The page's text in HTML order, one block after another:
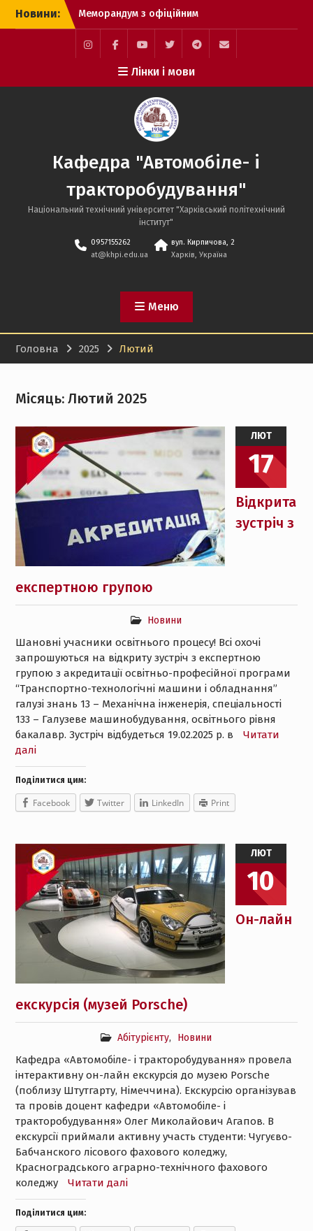
Перейти
Новини:
Меморандум з офіційним
дилерським центром
Toyota Motor
Corporation в Харкові
Захисти магістрів
науковго спрямування
Міжнародна науково-
практична конференція
MicroCAD–2026
InstagramFacebookYouTubeTwitter Telegram
Mail
Лінки і мови
Кафедра "Автомобіле- і
тракторобудування"
Національний технічний університет "Харківський політехнічний
інститут"
0957155262
at@khpi.edu.ua
вул. Кирпичова, 2
Харків, Україна
Меню
Головна 2025 Лютий
Місяць: Лютий 2025
ЛЮТ
17
Відкрита
зустріч з
експертною групою
Новини
Шановні учасники освітнього процесу! Всі охочі
запрошуються на відкриту зустріч з експертною
групою з акредитації освітньо-професійної програми
“Транспортно-технологічні машини і обладнання”
галузі знань 13 – Механічна інженерія, спеціальності
133 – Галузеве машинобудування, освітнього рівня
бакалавр. Зустріч відбудеться 19.02.2025 р. в
Читати
далі
Поділитися цим:
Facebook Twitter LinkedIn Print
ЛЮТ
10
Он-лайн
екскурсія (музей Porsche)
Абітурієнту, Новини
Кафедра «Автомобіле- і тракторобудування» провела
інтерактивну он-лайн екскурсія до музею Porsche
(поблизу Штутгарту, Німеччина). Екскурсію організував
та провів доцент кафедри «Автомобіле- і
тракторобудування» Олег Миколайович Агапов. В
екскурсії приймали активну участь студенти: Чугуєво-
Бабчанского лісового фахового коледжу,
Красноградського аграрно-технічного фахового
коледжу
Читати далі
Поділитися цим: